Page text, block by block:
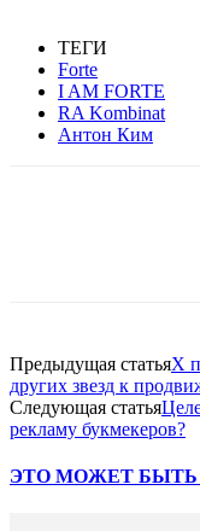
ТЕГИ
Forte
I AM FORTE
RA Kombinat
Антон Ким
Предыдущая статьяX
других звезд к
Следующая статья
рекламу букмекеров?
ЭТО МОЖЕТ БЫТЬ